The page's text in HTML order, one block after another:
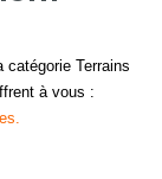
une alerte
catégorie Terrains
à vous :